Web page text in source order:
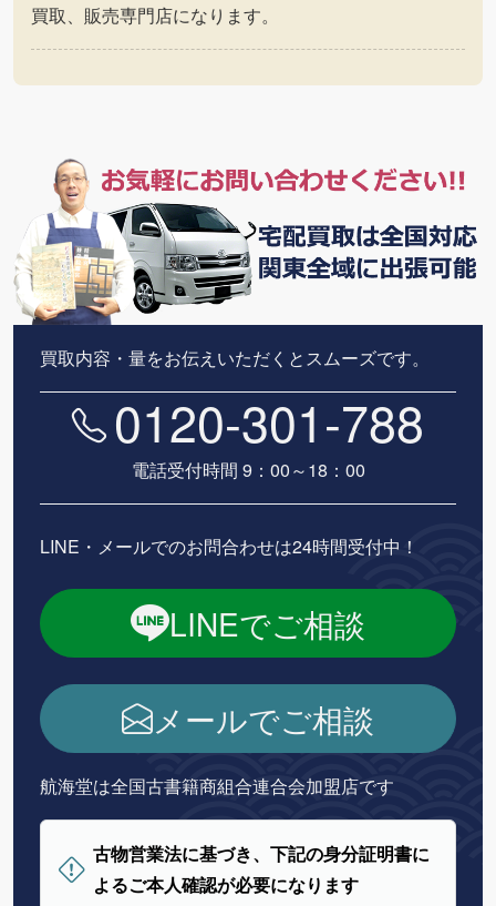
買取、販売専門店になります。
買取内容・量をお伝えいただくとスムーズです。
0120-301-788
電話受付時間 9：00～18：00
LINE・メールでのお問合わせは24時間受付中！
LINEでご相談
メールでご相談
航海堂は全国古書籍商組合連合会加盟店です
古物営業法に基づき、下記の身分証明書に
よるご本人確認が必要になります